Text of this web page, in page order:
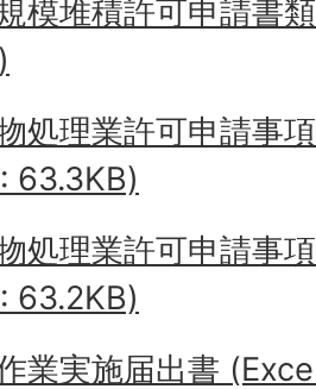
模堆積許可申請書
処理業許可申請事
63.3KB)
処理業許可申請事
63.2KB)
業実施届出書